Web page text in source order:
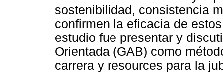
sostenibilidad, consistencia
confirmen la eficacia de
estudio fue presentar y
Orientada (GAB) como
carrera y resources para la